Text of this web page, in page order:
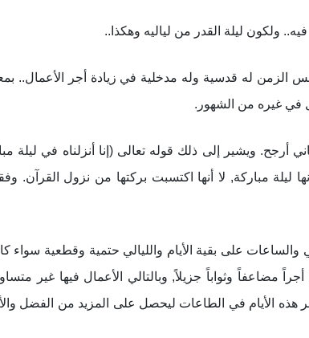
ولكون ليلة القدر من لياليه وهكذا..
الزمن له قدسية وله مدخلية في زيادة أجر الأعمال..
في غيره من الشهور.
أرجح. ويشير إلى ذلك قوله تعالى (إنا أنزلناه في ليلة
ليلة مباركة, لا أنها اكتسبت بركتها من نزول القرآن.
على بقية الأيام والليالي حتمية وقطعية سواء
مضاعفاً وثواباً جزيلاً, وبالتالي الأعمال فيها غير
هذه الأيام في الطاعات ليحصل على المزيد من الفضل